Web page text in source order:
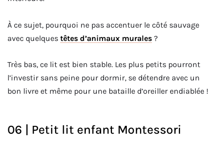
À ce sujet, pourquoi ne pas accentuer le côté sauvage
avec quelques têtes d’animaux murales ?
Très bas, ce lit est bien stable. Les plus petits pourront
l’investir sans peine pour dormir, se détendre avec un
bon livre et même pour une bataille d’oreiller endiablée !
06 | Petit lit enfant Montessori